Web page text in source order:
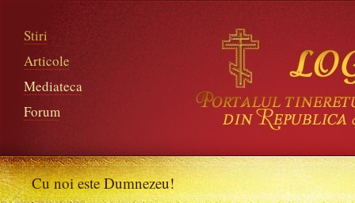
Stiri
Articole
Mediateca
Forum
Cu noi este Dumnezeu!